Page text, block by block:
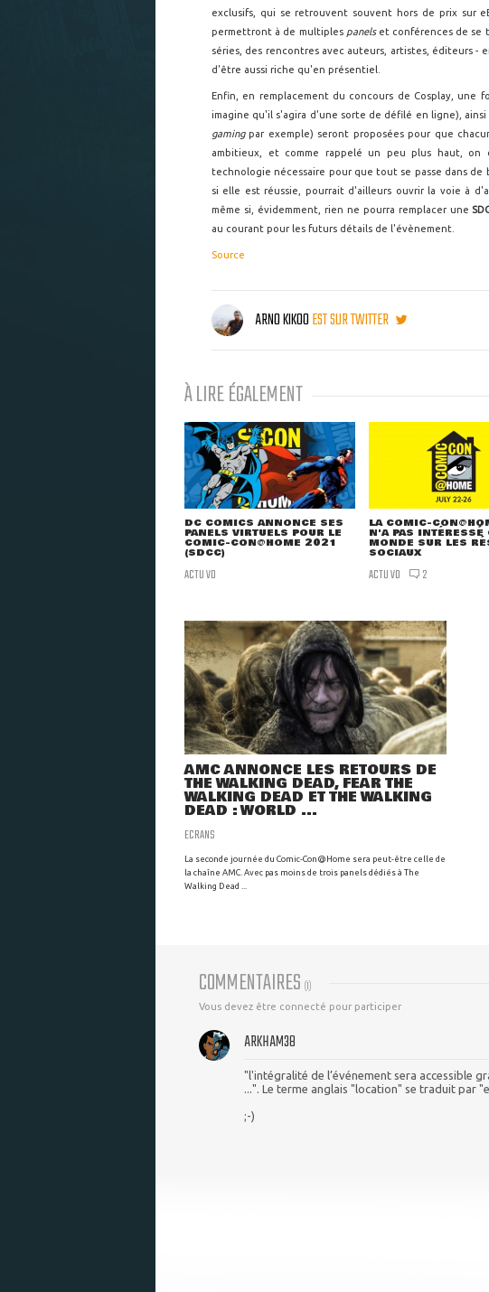
exclusifs, qui se retrouvent souvent hors de prix sur
permettront à de multiples panelset conférences de se
séries, des rencontres avec auteurs, artistes, éditeurs -
d'être aussi riche qu'en présentiel.
Enfin, en remplacement du concours de Cosplay, une
imagine qu'il s'agira d'une sorte de défilé en ligne),
gamingpar exemple) seront proposées pour que
ambitieux, et comme rappelé un peu plus haut, on
technologie nécessaire pour que tout se passe dans
si elle est réussie, pourrait d'ailleurs ouvrir la voie à
même si, évidemment, rien ne pourra remplacer une
au courant pour les futurs détails de l'évènement.
Source
ARNO KIKOOEST SUR TWITTER
À LIRE ÉGALEMENT
DC COMICS ANNONCE SES
PANELS VIRTUELS POUR LE
COMIC-CON@HOME 2021
(SDCC)
ACTU VO
LA COMIC-
N'A PAS INTÉRESSÉ
MONDE SUR LES
SOCIAUX
ACTU VO 2
AMC ANNONCE LES RETOURS DE
THE WALKING DEAD, FEAR THE
WALKING DEAD ET THE WALKING
DEAD : WORLD ...
ECRANS
La seconde journée du Comic-Con@Home sera peut-être celle de
la chaîne AMC. Avec pas moins de trois panels dédiés à The
Walking Dead ...
COMMENTAIRES (1)
Vous devez être connecté pour participer
ARKHAM38
"l'intégralité de l’événement sera accessible
...". Le terme anglais "location" se traduit par
;-)